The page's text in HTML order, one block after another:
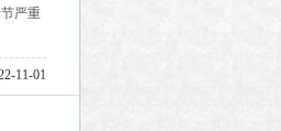
严重
11-01